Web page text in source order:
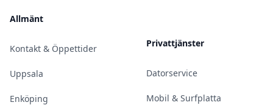
Allmänt
Kontakt & Öppettider
Uppsala
Enköping
Privattjänster
Datorservice
Mobil & Surfplatta